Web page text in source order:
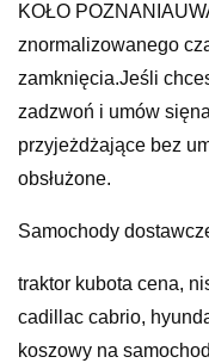
KOŁO
znormalizowanego
zamknięcia.Jeśli
zadzwoń i umów
przyjeżdżające bez
obsłużone.
Samochody
traktor kubota cena,
cadillac cabrio,
koszowy na